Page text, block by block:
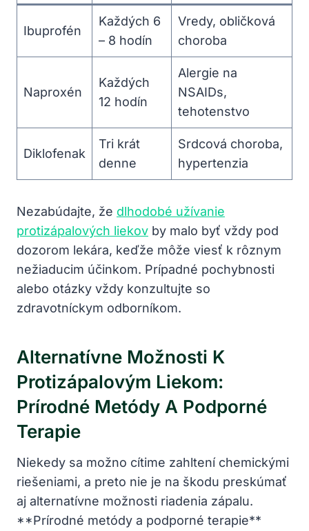
Ibuprofén
Každých 6
– 8 hodín
Vredy, obličková
choroba
Naproxén
Každých
12 hodín
Alergie na
NSAIDs,
tehotenstvo
Diklofenak
Tri krát
denne
Srdcová choroba,
hypertenzia
Nezabúdajte, že dlhodobé užívanie
protizápalových liekov by malo byť vždy pod
dozorom lekára, keďže môže viesť k rôznym
nežiaducim účinkom. Prípadné pochybnosti
alebo otázky vždy konzultujte so
zdravotníckym odborníkom.
Alternatívne Možnosti K
Protizápalovým Liekom:
Prírodné Metódy A Podporné
Terapie
Niekedy sa možno cítime zahltení chemickými
riešeniami, a preto nie je na škodu preskúmať
aj alternatívne možnosti riadenia zápalu.
**Prírodné metódy a podporné terapie**